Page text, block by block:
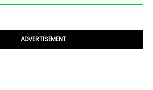
ADVERTISEMENT